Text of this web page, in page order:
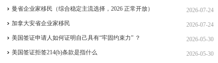
2026-07-24
曼省企业家移民（综合稳定主流选择，2026 正常开放）
2026-07-24
加拿大安省企业家移民
2026-05-30
美国签证申请人如何证明自己具有“牢固约束力” ？
2026-05-30
美国签证拒签214(b)条款是指什么